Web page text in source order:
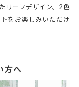
リーフデザイン。2色
をお楽しみいただけ
方へ